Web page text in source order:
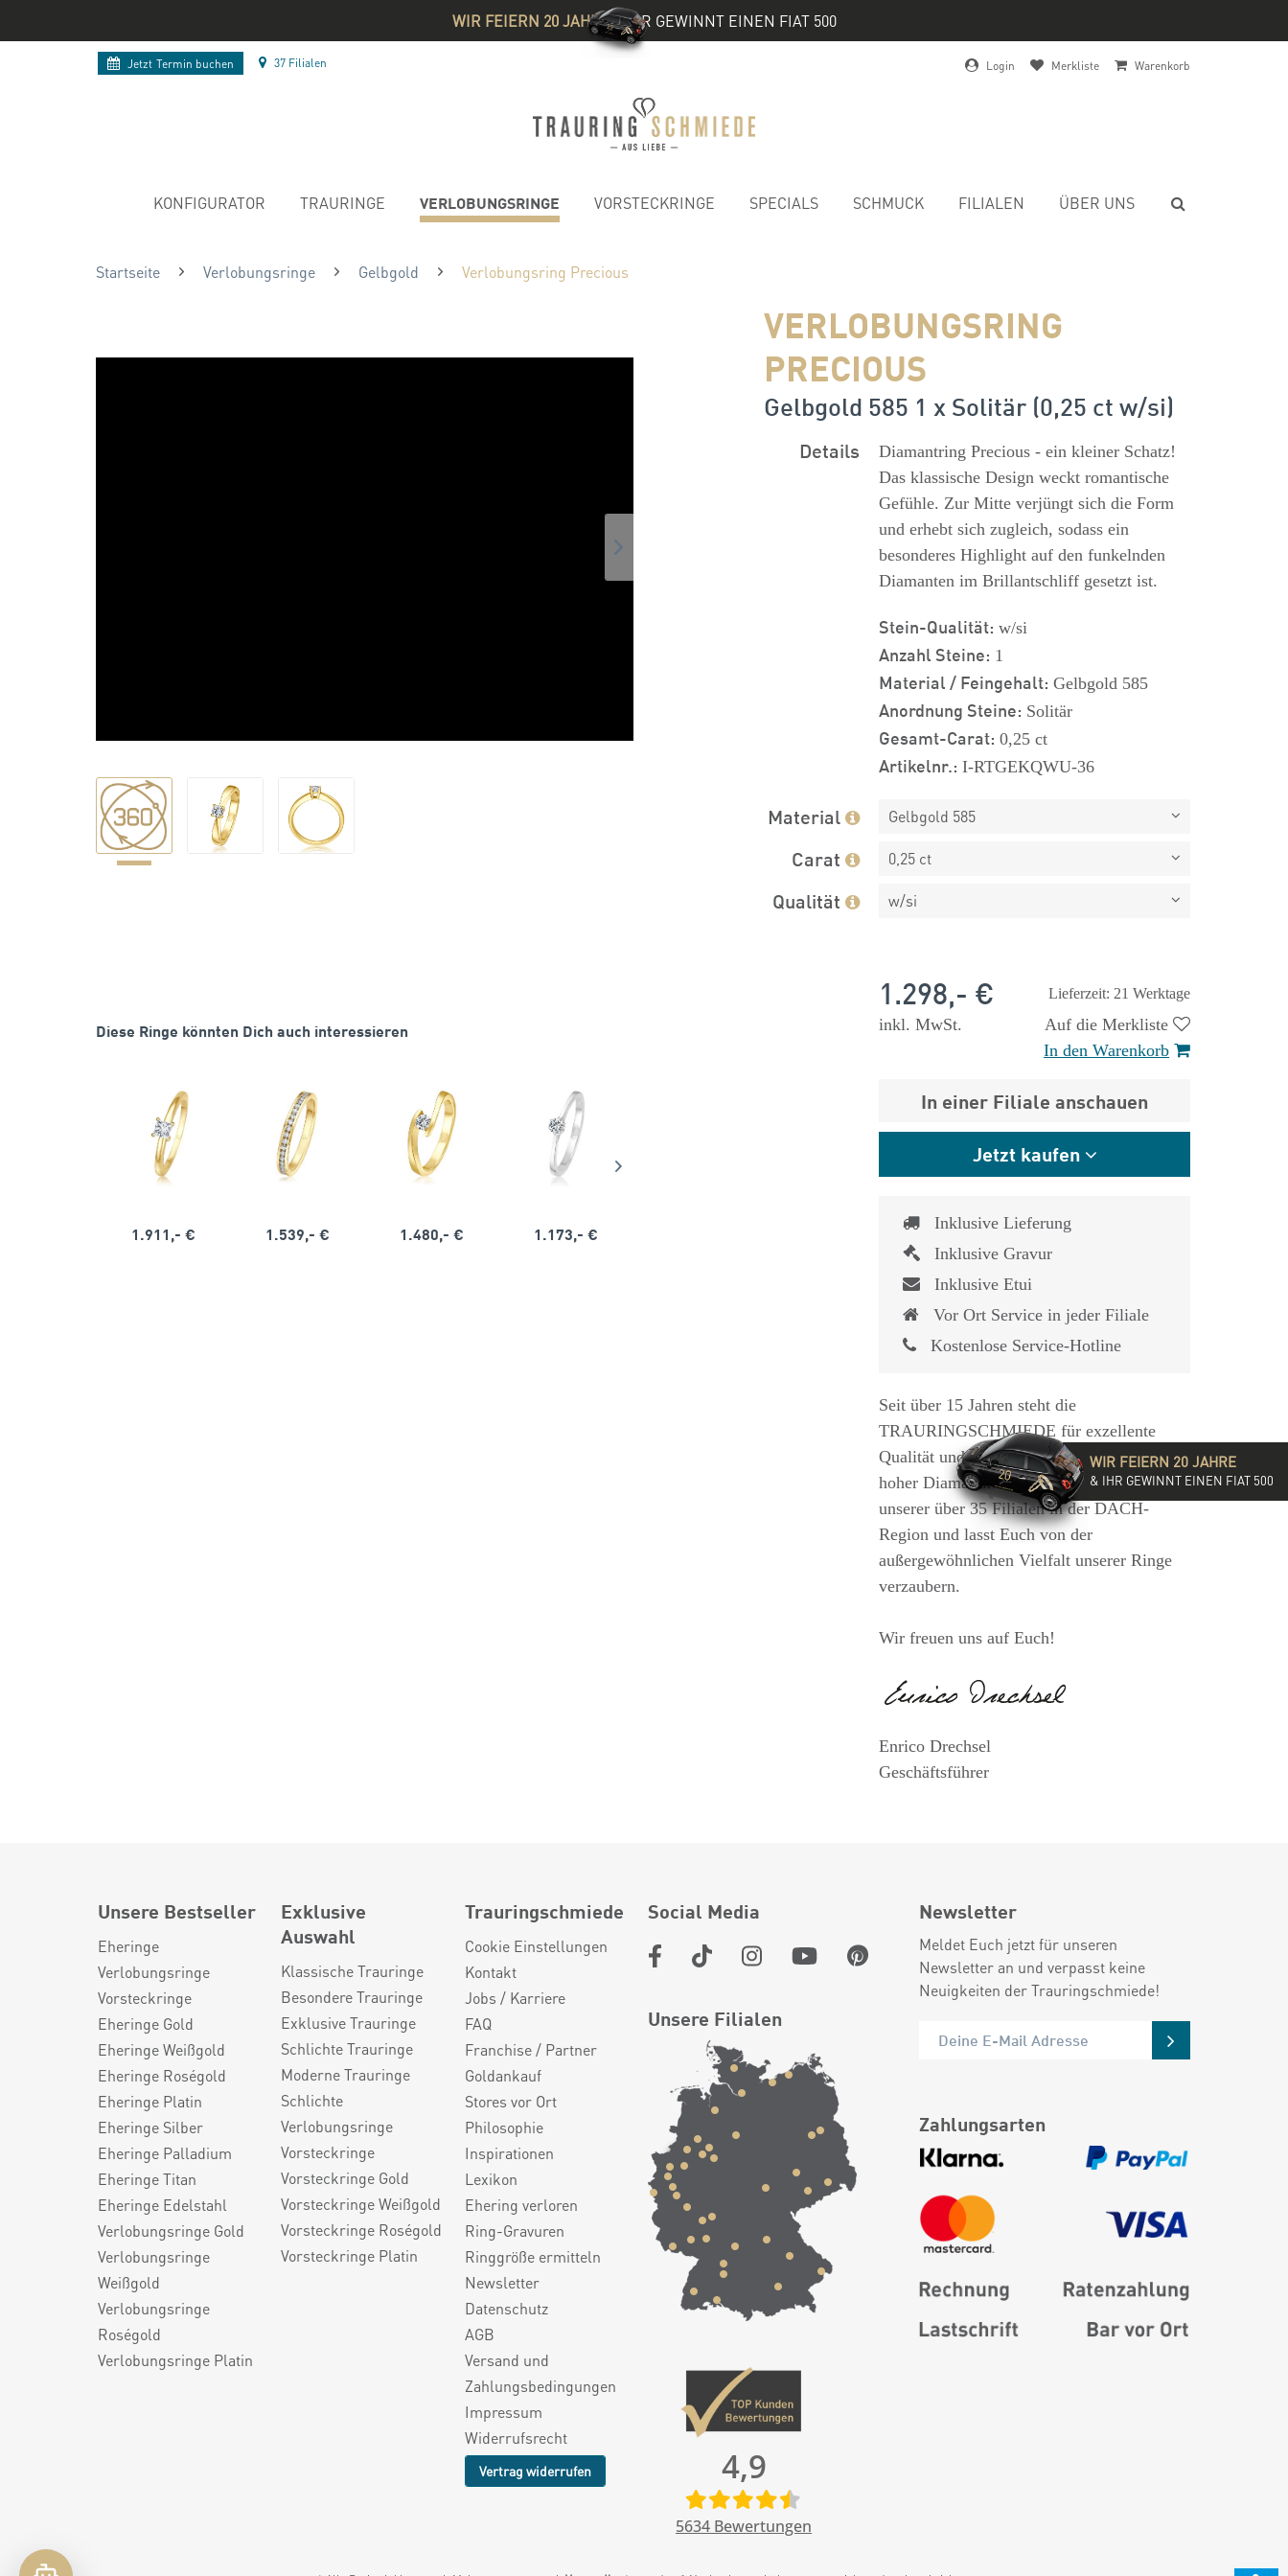
WIR FEIERN 20 JAHRE& IHR GEWINNT EINEN FIAT 500
Jetzt Termin buchen 37 Filialen Login Merkliste Warenkorb
KONFIGURATOR TRAURINGE VERLOBUNGSRINGE VORSTECKRINGE SPECIALS SCHMUCK FILIALEN ÜBER UNS
Startseite Verlobungsringe Gelbgold Verlobungsring Precious
VERLOBUNGSRING
PRECIOUS
Gelbgold 585 1 x Solitär (0,25 ct w/si)
Diese Ringe könnten Dich auch interessieren
1.911,- € 1.539,- € 1.480,- € 1.173,- € 1.825,- €
Details
Diamantring Precious - ein kleiner Schatz!
Das klassische Design weckt romantische
Gefühle. Zur Mitte verjüngt sich die Form
und erhebt sich zugleich, sodass ein
besonderes Highlight auf den funkelnden
Diamanten im Brillantschliff gesetzt ist.
Stein-Qualität: w/si
Anzahl Steine: 1
Material / Feingehalt: Gelbgold 585
Anordnung Steine: Solitär
Gesamt-Carat: 0,25 ct
Artikelnr.: I-RTGEKQWU-36
Material Gelbgold 585
Carat 0,25 ct
Qualität w/si
Lieferzeit: 21 Werktage
1.298,- €
inkl. MwSt.
Auf die Merkliste
In den Warenkorb
In einer Filiale anschauen
Jetzt kaufen
Inklusive Lieferung
Inklusive Gravur
Inklusive Etui
Vor Ort Service in jeder Filiale
Kostenlose Service-Hotline
Seit über 15 Jahren steht die
TRAURINGSCHMIEDE für exzellente
Qualität und hochwertige Beratung mit
hoher Diamantkompetenz. Besucht eine
unserer über 35 Filialen in der DACH-
Region und lasst Euch von der
außergewöhnlichen Vielfalt unserer Ringe
verzaubern.
Wir freuen uns auf Euch!
Enrico Drechsel
Geschäftsführer
Unsere Bestseller
Eheringe
Verlobungsringe
Vorsteckringe
Eheringe Gold
Eheringe Weißgold
Eheringe Roségold
Eheringe Platin
Eheringe Silber
Eheringe Palladium
Eheringe Titan
Eheringe Edelstahl
Verlobungsringe Gold
Verlobungsringe
Weißgold
Verlobungsringe
Roségold
Verlobungsringe Platin
Exklusive
Auswahl
Klassische Trauringe
Besondere Trauringe
Exklusive Trauringe
Schlichte Trauringe
Moderne Trauringe
Schlichte
Verlobungsringe
Vorsteckringe
Vorsteckringe Gold
Vorsteckringe Weißgold
Vorsteckringe Roségold
Vorsteckringe Platin
Trauringschmiede
Cookie Einstellungen
Kontakt
Jobs / Karriere
FAQ
Franchise / Partner
Goldankauf
Stores vor Ort
Philosophie
Inspirationen
Lexikon
Ehering verloren
Ring-Gravuren
Ringgröße ermitteln
Newsletter
Datenschutz
AGB
Versand und
Zahlungsbedingungen
Impressum
Widerrufsrecht
Vertrag widerrufen
Social Media
Unsere Filialen
4,9
5634 Bewertungen
Newsletter
Meldet Euch jetzt für unseren
Newsletter an und verpasst keine
Neuigkeiten der Trauringschmiede!
Zahlungsarten
WIR FEIERN 20 JAHRE
& IHR GEWINNT EINEN FIAT 500